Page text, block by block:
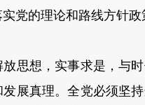
党的理论和路线方针
想，实事求是，与时
展真理。全党必须坚